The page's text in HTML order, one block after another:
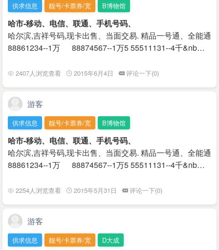
供求信息 靓号/卡票券/宽 B博物馆
哈市-移动、电信、联通、手机号码、
哈尔滨,吉祥号码,现卡出售、当面交易. 精品一号通、全能通
88861234--1万 88874567--1万5 55511131--4千&nb…
2407人浏览查看 2015年6月4日 评论一下(0)
游客
供求信息 靓号/卡票券/宽 B博物馆
哈市-移动、电信、联通、手机号码、
哈尔滨,吉祥号码,现卡出售、当面交易. 精品一号通、全能通
88861234--1万 88874567--1万5 55511131--4千&nb…
2254人浏览查看 2015年5月31日 评论一下(0)
游客
供求信息 靓号/卡票券/宽 D大成